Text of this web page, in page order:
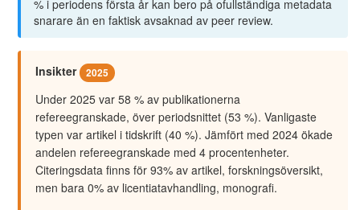
% i periodens första år kan bero på ofullständiga metadata
snarare än en faktisk avsaknad av peer review.
Insikter 2025
Under 2025 var 58 % av publikationerna
refereegranskade, över periodsnittet (53 %). Vanligaste
typen var artikel i tidskrift (40 %). Jämfört med 2024 ökade
andelen refereegranskade med 4 procentenheter.
Citeringsdata finns för 93% av artikel, forskningsöversikt,
men bara 0% av licentiatavhandling, monografi.